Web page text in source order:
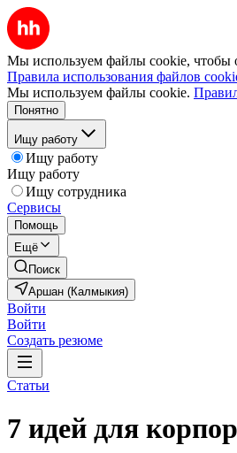
Мы используем файлы cookie, чтобы
Правила использования файлов
Мы используем файлы cookie.
Понятно
Ищу работу
Ищу работу
Ищу работу
Ищу сотрудника
Сервисы
Помощь
Ещё
Поиск
Аршан (Калмыкия)
Войти
Войти
Создать резюме
Статьи
7 идей для